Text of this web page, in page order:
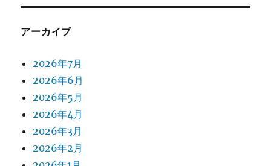
アーカイブ
2026年7月
2026年6月
2026年5月
2026年4月
2026年3月
2026年2月